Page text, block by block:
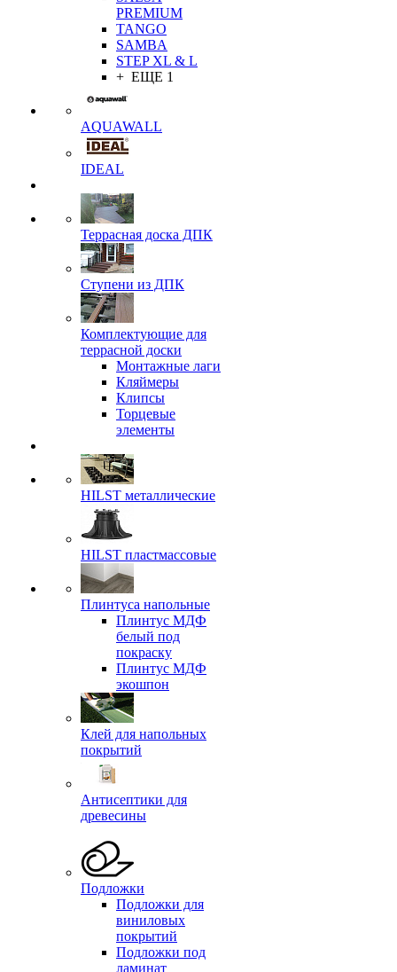
PREMIUM
TANGO
SAMBA
STEP XL & L
+ ЕЩЕ 1
AQUAWALL
IDEAL
Террасная доска ДПК
Ступени из ДПК
Комплектующие для
террасной доски
Монтажные лаги
Кляймеры
Клипсы
Торцевые
элементы
HILST металлические
HILST пластмассовые
Плинтуса напольные
Плинтус МДФ
белый под
покраску
Плинтус МДФ
экошпон
Клей для напольных
покрытий
Антисептики для
древесины
Подложки
Подложки для
виниловых
покрытий
Подложки под
ламинат